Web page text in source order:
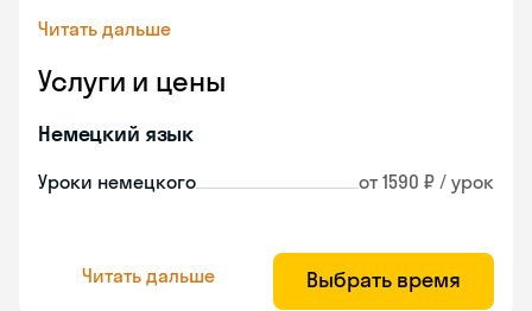
Читать дальше
Услуги и цены
Немецкий язык
Уроки немецкого от 1590 ₽ / урок
Читать дальше Выбрать время